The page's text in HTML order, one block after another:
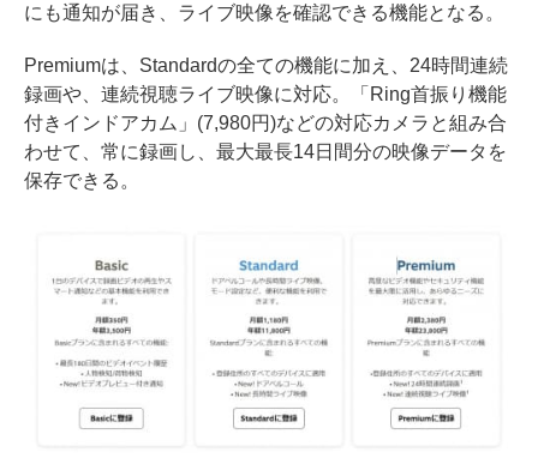
にも通知が届き、ライブ映像を確認できる機能となる。
Premiumは、Standardの全ての機能に加え、24時間連続
録画や、連続視聴ライブ映像に対応。「Ring首振り機能
付きインドアカム」(7,980円)などの対応カメラと組み合
わせて、常に録画し、最大最長14日間分の映像データを
保存できる。